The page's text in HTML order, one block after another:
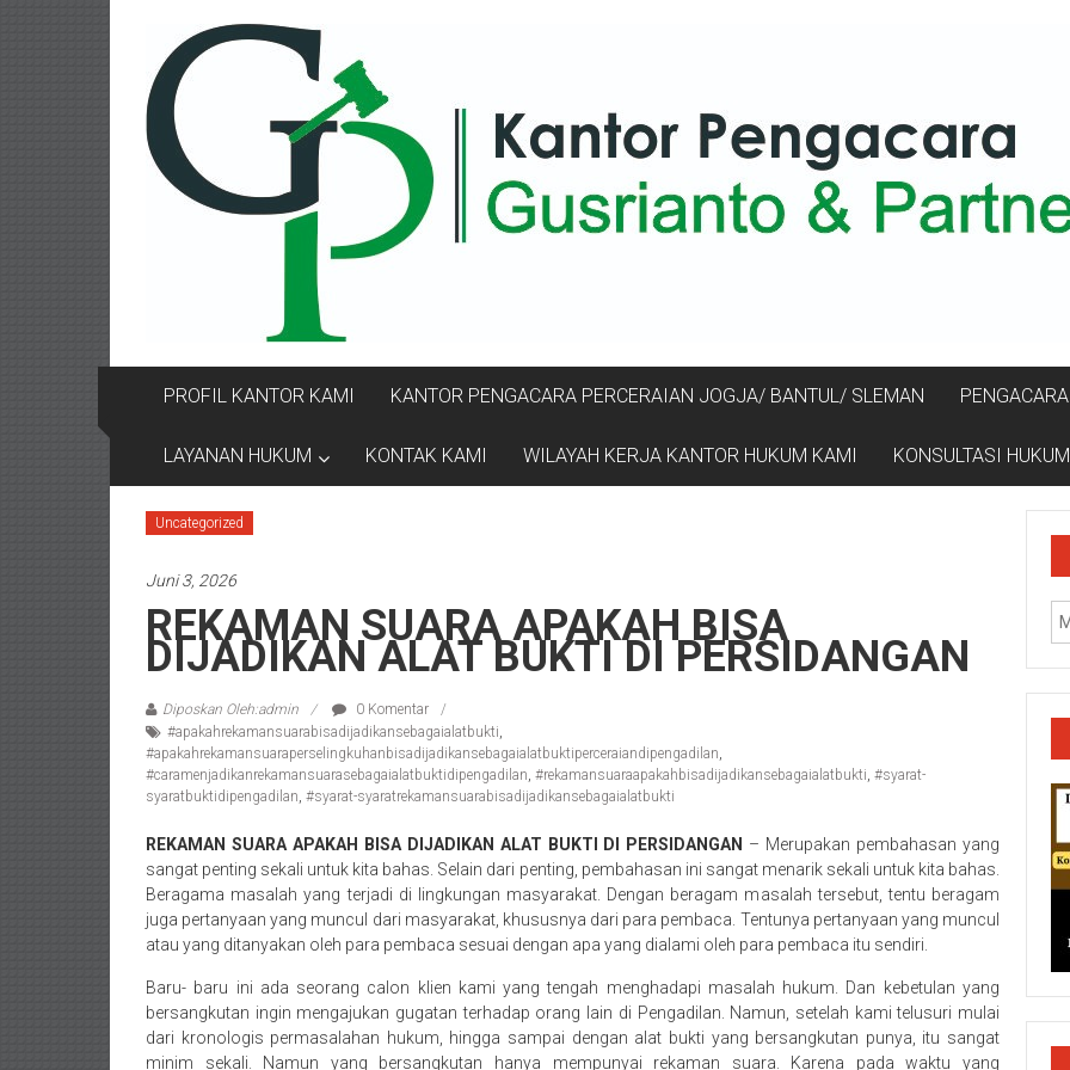
KANTOR
PENGACARA
GUSRIANTO
&
PARTNERS
/
Pengacara
Advokat
Hukum
Konsultan
Hukum
Pajak/
Mediator/
Mediasi/
Yogyakarta/Bantul/Sleman/Gunung
Kidul/Wonosari/Wates/Kulonprogo/
Yogyakarta/Jogja/
Purwakarta,
Sukoharjo/
Semarang/
Batang/Brebes/
Kebumen/Magelang/Temanggung/Mungkid/Demak/Cilacap/Boyolali/Grobogan/Jepara/Pati/Pekalongan/
Batu/
Blitar/Surabaya/Palembang/
PROFIL KANTOR KAMI KANTOR PENGACARA PERCERAIAN JOGJA/ BANTUL/ SLEMAN
LAYANAN HUKUM KONTAK KAMI WILAYAH KERJA KANTOR HUKUM KAMI KONSULTASI
Uncategorized
Juni 3, 2026
REKAMAN SUARA APAKAH BISA
DIJADIKAN ALAT BUKTI DI PERSIDANGAN
Diposkan Oleh:admin
0 Komentar
#apakahrekamansuarabisadijadikansebagaialatbukti,
#apakahrekamansuaraperselingkuhanbisadijadikansebagaialatbuktiperceraiandipengadilan,
#caramenjadikanrekamansuarasebagaialatbuktidipengadilan, #rekamansuaraapakahbisadijadikansebagaialatbukti, #syarat-
syaratbuktidipengadilan, #syarat-syaratrekamansuarabisadijadikansebagaialatbukti
REKAMAN SUARA APAKAH BISA DIJADIKAN ALAT BUKTI DI PERSIDANGAN – Merupakan pembahasan yang
sangat penting sekali untuk kita bahas. Selain dari penting, pembahasan ini sangat menarik sekali untuk kita bahas.
Beragama masalah yang terjadi di lingkungan masyarakat. Dengan beragam masalah tersebut, tentu beragam
juga pertanyaan yang muncul dari masyarakat, khususnya dari para pembaca. Tentunya pertanyaan yang muncul
atau yang ditanyakan oleh para pembaca sesuai dengan apa yang dialami oleh para pembaca itu sendiri.
Baru- baru ini ada seorang calon klien kami yang tengah menghadapi masalah hukum. Dan kebetulan yang
bersangkutan ingin mengajukan gugatan terhadap orang lain di Pengadilan. Namun, setelah kami telusuri mulai
dari kronologis permasalahan hukum, hingga sampai dengan alat bukti yang bersangkutan punya, itu sangat
minim sekali. Namun yang bersangkutan hanya mempunyai rekaman suara. Karena pada waktu yang